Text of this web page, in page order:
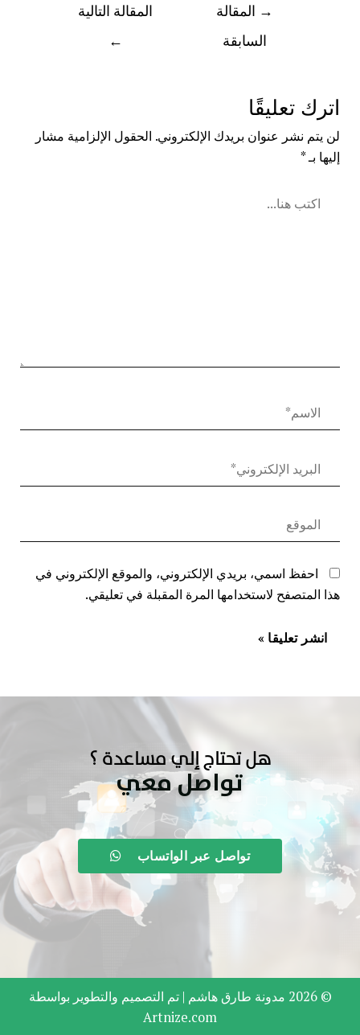
→ المقالة
السابقة
المقالة التالية
←
اترك تعليقًا
لن يتم نشر عنوان بريدك الإلكتروني. الحقول الإلزامية مشار
إليها بـ*
احفظ اسمي، بريدي الإلكتروني، والموقع الإلكتروني في
هذا المتصفح لاستخدامها المرة المقبلة في تعليقي.
هل تحتاج إلي مساعدة ؟
تواصل معي
تواصل عبر الواتساب
© 2026 مدونة طارق هاشم |
تم التصميم والتطوير بواسطة
Artnize.com